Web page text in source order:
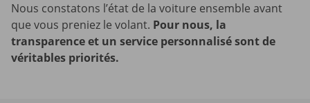
Nous constatons l’état de la voiture ensemble avant
que vous preniez le volant. Pour nous, la
transparence et un service personnalisé sont de
véritables priorités.